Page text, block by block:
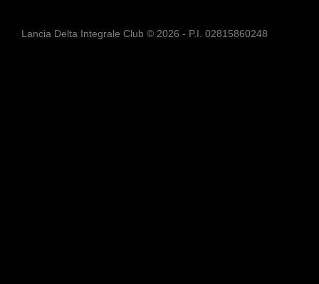
Lancia Delta Integrale Club © 2026 - P.I. 02815860248